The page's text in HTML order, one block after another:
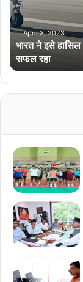
से
हा
सि
कि
या
’
पु
प्र
यो
ज्य
न्च
वा
ह
उ
April 3, 2023
भारत ने इसे हासिल
सफल रहा